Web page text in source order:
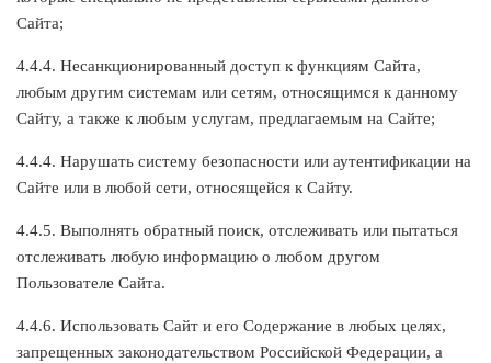
Сайта;
4.4.4. Несанкционированный доступ к функциям Сайта,
любым другим системам или сетям, относящимся к данному
Сайту, а также к любым услугам, предлагаемым на Сайте;
4.4.4. Нарушать систему безопасности или аутентификации на
Сайте или в любой сети, относящейся к Сайту.
4.4.5. Выполнять обратный поиск, отслеживать или пытаться
отслеживать любую информацию о любом другом
Пользователе Сайта.
4.4.6. Использовать Сайт и его Содержание в любых целях,
запрещенных законодательством Российской Федерации, а